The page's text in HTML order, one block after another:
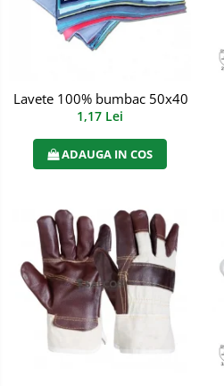
Manusi PVC
Manusi textil
Manusi zale
Imbracaminte Outdoor
Casti
Caciuli
Sepci
Antifoane
Lavete 100% bumbac 50x40 cm
1,17 Lei
ADAUGA IN COS